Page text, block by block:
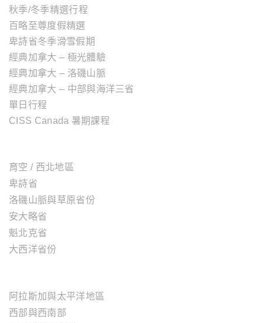
秋季/冬季精選行程
百略至尊度假精選
卑詩省冬季滑雪假期
經典加拿大 – 極光體驗
經典加拿大 – 洛磯山脈
經典加拿大 – 中部與海洋三省
單日行程
CISS Canada 暑期課程
育空 / 西北地區
卑詩省
洛磯山脈與草原省份
安大略省
魁北克省
大西洋省份
阿拉斯加與太平洋地區
西部與西南部